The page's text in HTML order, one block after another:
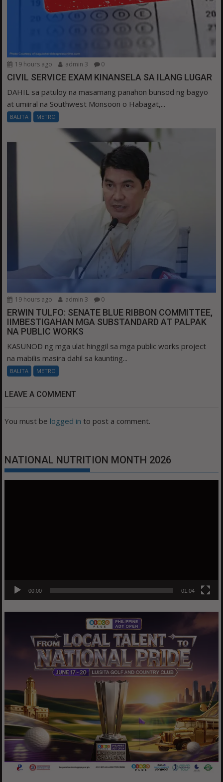
19 hours ago admin 3 0
CIVIL SERVICE EXAM KINANSELA SA ILANG LUGAR
DAHIL sa patuloy na masamang panahon bunsod ng bagyo
at umiiral na Southwest Monsoon o Habagat,...
BALITA METRO
19 hours ago admin 3 0
ERWIN TULFO: SENATE BLUE RIBBON COMMITTEE,
IIMBESTIGAHAN MGA SUBSTANDARD AT PALPAK
NA PUBLIC WORKS
KASUNOD ng mga ulat hinggil sa mga public works project
na mabilis masira dahil sa kaunting...
BALITA METRO
LEAVE A COMMENT
You must be logged in to post a comment.
NATIONAL NUTRITION MONTH 2026
00:00 01:04